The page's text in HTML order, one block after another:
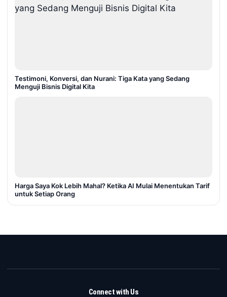
Testimoni, Konversi, dan Nurani: Tiga Kata yang Sedang
Menguji Bisnis Digital Kita
Harga Saya Kok Lebih Mahal? Ketika AI Mulai Menentukan Tarif
untuk Setiap Orang
Connect with Us